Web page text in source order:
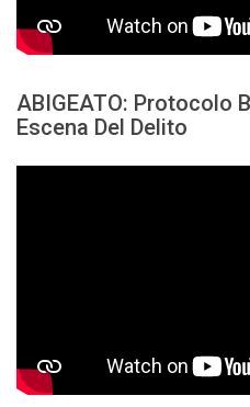
ABIGEATO: Protocolo
Escena Del Delito